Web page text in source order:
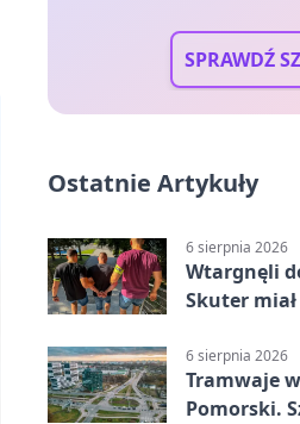
SPRAWDŹ
Ostatnie Artykuły
6 sierpnia 2026
Wtargnęli
Skuter
6 sierpnia 2026
Tramwaje
Pomorski.